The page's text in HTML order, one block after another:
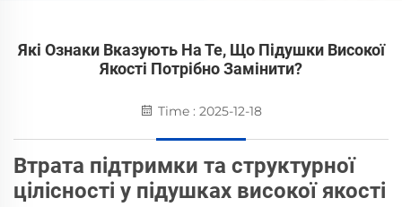
Які Ознаки Вказують На Те, Що Підушки Високої
Якості Потрібно Замінити?
Time : 2025-12-18
Втрата підтримки та структурної
цілісності у підушках високої якості